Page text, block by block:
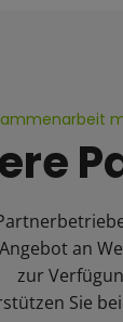
an
zur
Sie